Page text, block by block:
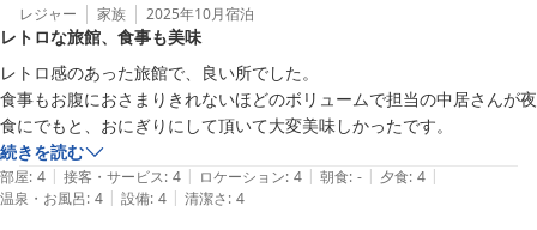
自然に囲まれた開放感ある露天風呂には3つの浴槽があり、ゆった
りと温泉を楽しめるかと思います。
平山温泉 奥山鹿温泉旅館
2025-12-12
レジャー 家族 2025年10月宿泊
レトロな旅館、食事も美味
レトロ感のあった旅館で、良い所でした。
食事もお腹におさまりきれないほどのボリュームで担当の中居さんが夜
食にでもと、おにぎりにして頂いて大変美味しかったです。
続きを読む
部屋: 4 | 接客・サービス: 4 | ロケーション: 4 | 朝食: - | 夕食: 4 |
温泉・お風呂: 4 | 設備: 4 | 清潔さ: 4